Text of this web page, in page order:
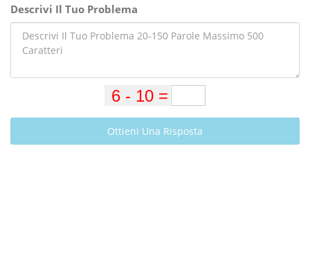
Descrivi Il Tuo Problema
Ottieni Una Risposta